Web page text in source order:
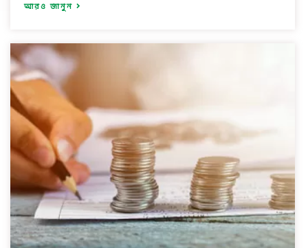
আরও জানুন